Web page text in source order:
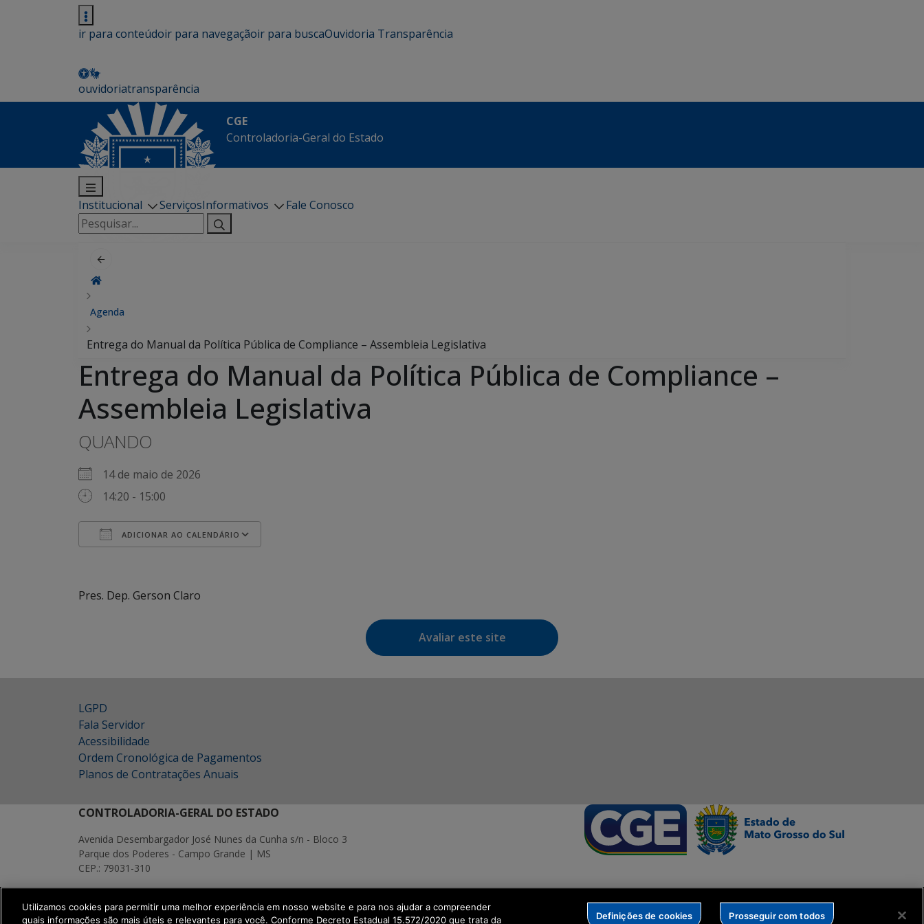
ir para conteúdoir para navegaçãoir para buscaOuvidoria Transparência
ouvidoriatransparência
CGE
Controladoria-Geral do Estado
Institucional ServiçosInformativos
Fale Conosco
Pesquisar
por:
Agenda
Entrega do Manual da Política Pública de Compliance – Assembleia Legislativa
Entrega do Manual da Política Pública de Compliance –
Assembleia Legislativa
QUANDO
14 de maio de 2026
14:20 - 15:00
ADICIONAR AO CALENDÁRIO
Pres. Dep. Gerson Claro
Avaliar este site
LGPD
Fala Servidor
Acessibilidade
Ordem Cronológica de Pagamentos
Planos de Contratações Anuais
CONTROLADORIA-GERAL DO ESTADO
Avenida Desembargador José Nunes da Cunha s/n - Bloco 3
Parque dos Poderes - Campo Grande | MS
CEP.: 79031-310
SETDIG | Secretaria-Executiva de Transformação Digital
Utilizamos cookies para permitir uma melhor experiência em nosso website e para nos ajudar a compreender
quais informações são mais úteis e relevantes para você. Conforme Decreto Estadual 15.572/2020 que trata da
Definições de cookies Prosseguir com todos